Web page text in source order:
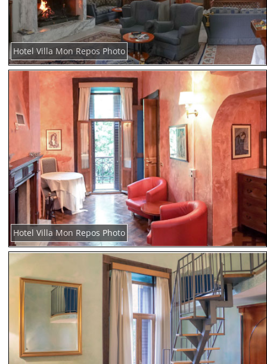
Hotel Villa Mon Repos Photo
Hotel Villa Mon Repos Photo